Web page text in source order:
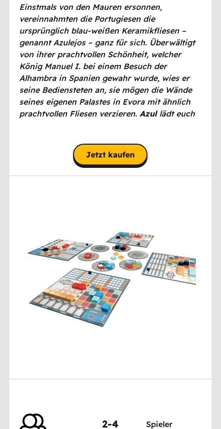
Einstmals von den Mauren ersonnen,
vereinnahmten die Portugiesen die
ursprünglich blau-weißen Keramikfliesen –
genannt Azulejos – ganz für sich. Überwältigt
von ihrer prachtvollen Schönheit, welcher
König Manuel I. bei einem Besuch der
Alhambra in Spanien gewahr wurde, wies er
seine Bediensteten an, sie mögen die Wände
seines eigenen Palastes in Evora mit ähnlich
prachtvollen Fliesen verzieren. Azullädt euch
Jetzt kaufen
2-4 Spieler